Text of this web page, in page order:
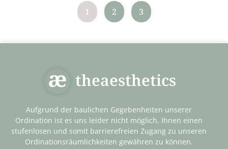
1 2 3
theaesthetics
Aufgrund der baulichen Gegebenheiten unserer
Ordination ist es uns leider nicht möglich, Ihnen einen
stufenlosen und somit barrierefreien Zugang zu unseren
Ordinationsräumlichkeiten gewähren zu können.